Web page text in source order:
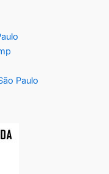
Paulo